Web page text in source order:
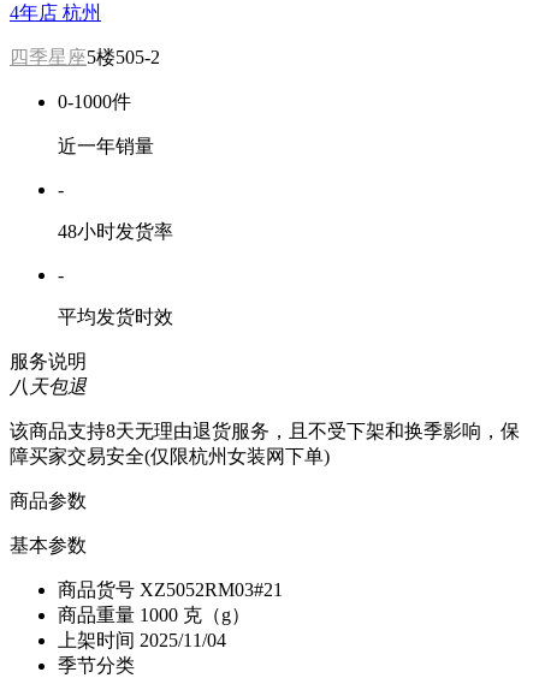
4年店 杭州
四季星座5楼505-2
0-1000件
近一年销量
-
48小时发货率
-
平均发货时效
服务说明
八天包退
该商品支持8天无理由退货服务，且不受下架和换季影响，保
障买家交易安全(仅限杭州女装网下单)
商品参数
基本参数
商品货号 XZ5052RM03#21
商品重量 1000 克（g）
上架时间 2025/11/04
季节分类